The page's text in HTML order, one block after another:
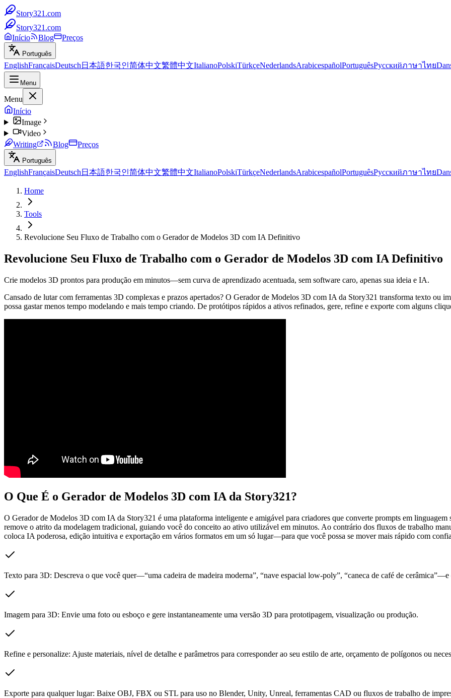
Story321.com
Story321.com
Início
Blog Preços
Português
EnglishFrançaisDeutsch 日本語한국인简体中文繁體中文ItalianoPolskiTürkçeNederlandsArabicespañolPortuguêsРусскийภาษาไทย
Menu
Menu
Início
Image
Video
Writing
Blog Preços
Português
EnglishFrançaisDeutsch 日本語한국인简体中文繁體中文ItalianoPolskiTürkçeNederlandsArabicespañolPortuguêsРусскийภาษาไทย
Home
Tools
Revolucione Seu Fluxo de Trabalho com o Gerador de Modelos 3D com IA Definitivo
Revolucione Seu Fluxo de Trabalho com o Gerador de Modelos 3D com IA Definitivo
Crie modelos 3D prontos para produção em minutos—sem curva de aprendizado acentuada, sem software caro, apenas sua ideia e IA.
Cansado de lutar com ferramentas 3D complexas e prazos apertados? O Gerador de Modelos 3D com IA da Story321 transforma texto ou
possa gastar menos tempo modelando e mais tempo criando. De protótipos rápidos a ativos refinados, gere, refine e exporte com alguns
O Que É o Gerador de Modelos 3D com IA da Story321?
O Gerador de Modelos 3D com IA da Story321 é uma plataforma inteligente e amigável para criadores que converte prompts em
remove o atrito da modelagem tradicional, guiando você do conceito ao ativo utilizável em minutos. Ao contrário dos fluxos de trabalho
coloca IA poderosa, edição intuitiva e exportação em vários formatos em um só lugar—para que você possa se mover mais rápido com
Texto para 3D: Descreva o que você quer—“uma cadeira de madeira moderna”, “nave espacial low-poly”, “caneca de café de
Imagem para 3D: Envie uma foto ou esboço e gere instantaneamente uma versão 3D para prototipagem, visualização ou produção.
Refine e personalize: Ajuste materiais, nível de detalhe e parâmetros para corresponder ao seu estilo de arte, orçamento de polígonos ou
Exporte para qualquer lugar: Baixe OBJ, FBX ou STL para uso no Blender, Unity, Unreal, ferramentas CAD ou fluxos de trabalho de